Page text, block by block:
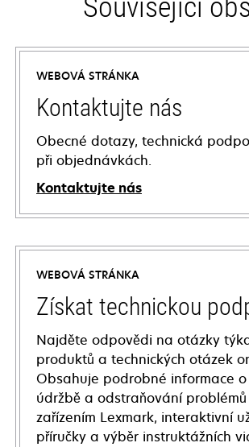
Související
WEBOVÁ STRÁNKA
Kontaktujte nás
Obecné dotazy, technická
při objednávkách.
Kontaktujte nás
WEBOVÁ STRÁNKA
Získat technickou
Najděte odpovědi na otázky
produktů a technických otázek
Obsahuje podrobné informace
údržbě a odstraňování problémů
zařízením Lexmark, interaktivní
příručky a výběr instruktážních